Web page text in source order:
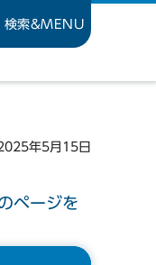
検索&MENU
年5月15日
ページを